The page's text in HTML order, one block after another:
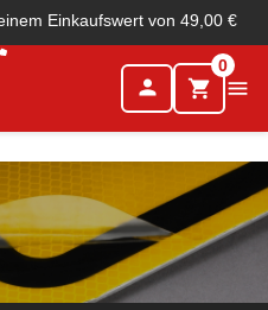
Einkaufswert von 49,00 €
person shopping_cart
0
